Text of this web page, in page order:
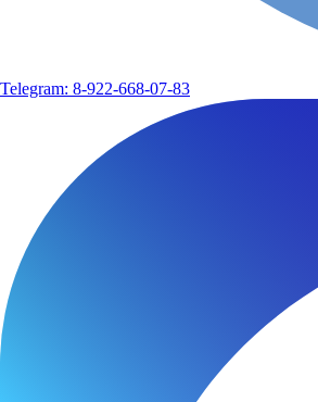
Telegram: 8-922-668-07-83